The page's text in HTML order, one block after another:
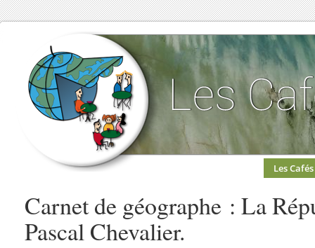
Les Cafés
Carnet de géographe : La
Pascal Chevalier.